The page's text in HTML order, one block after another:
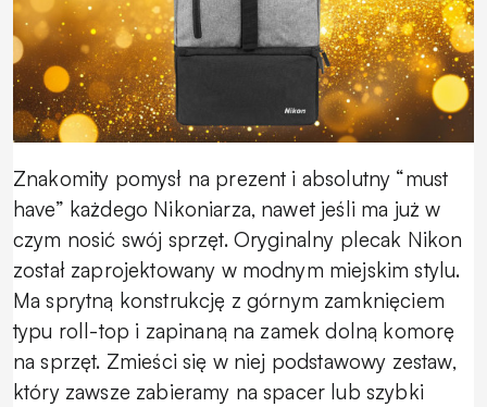
Znakomity pomysł na prezent i absolutny “must
have” każdego Nikoniarza, nawet jeśli ma już w
czym nosić swój sprzęt. Oryginalny plecak Nikon
został zaprojektowany w modnym miejskim stylu.
Ma sprytną konstrukcję z górnym zamknięciem
typu roll-top i zapinaną na zamek dolną komorę
na sprzęt. Zmieści się w niej podstawowy zestaw,
który zawsze zabieramy na spacer lub szybki